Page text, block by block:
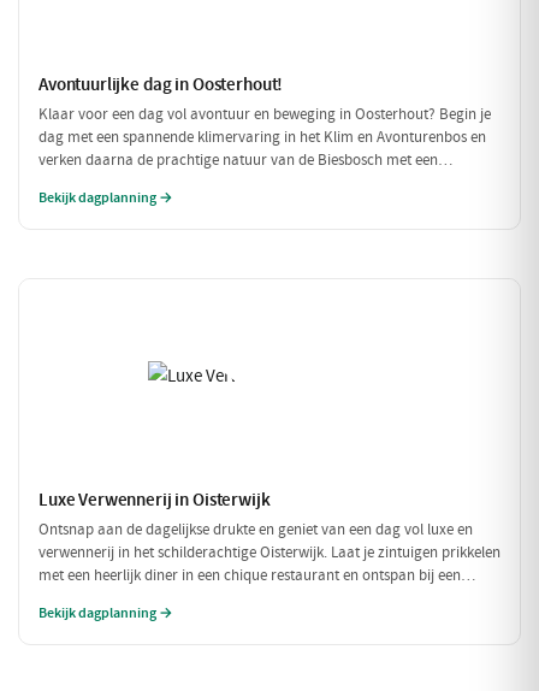
Avontuurlijke dag in Oosterhout!
Klaar voor een dag vol avontuur en beweging in Oosterhout? Begin je
dag met een spannende klimervaring in het Klim en Avonturenbos en
verken daarna de prachtige natuur van de Biesbosch met een
Natuurpoortcafé BOS & Co, waar je energie krijgt voor de volgende
Bekijk dagplanning →
Luxe Verwennerij in Oisterwijk
Ontsnap aan de dagelijkse drukte en geniet van een dag vol luxe en
verwennerij in het schilderachtige Oisterwijk. Laat je zintuigen prikkelen
met een heerlijk diner in een chique restaurant en ontspan bij een
in de watten te leggen.
Bekijk dagplanning →